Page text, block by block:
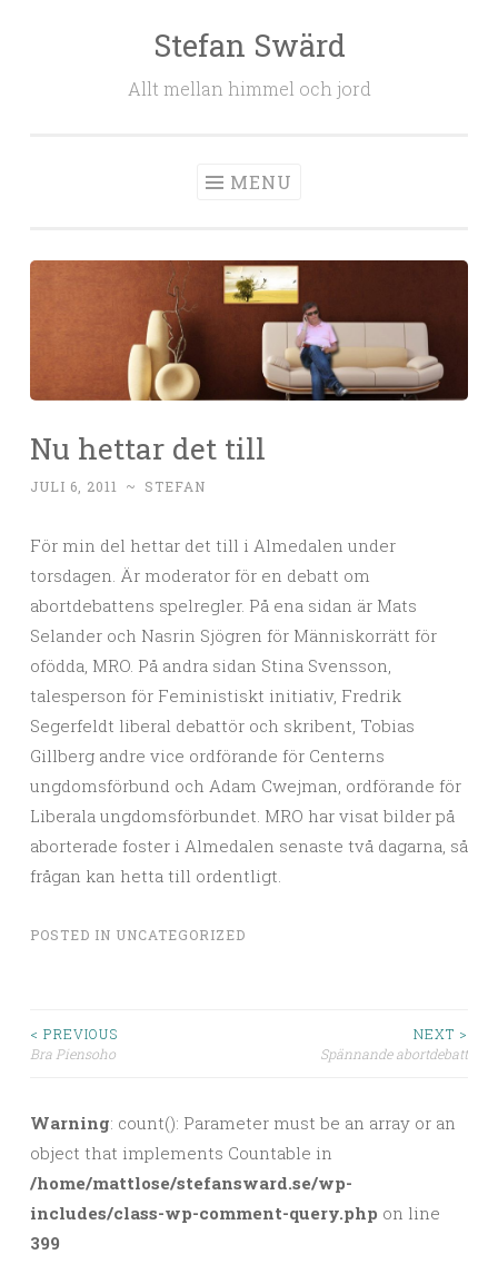
Stefan Swärd
Allt mellan himmel och jord
MENU
Nu hettar det till
JULI 6, 2011 ~ STEFAN
För min del hettar det till i Almedalen under
torsdagen. Är moderator för en debatt om
abortdebattens spelregler. På ena sidan är Mats
Selander och Nasrin Sjögren för Människorrätt för
ofödda, MRO. På andra sidan Stina Svensson,
talesperson för Feministiskt initiativ, Fredrik
Segerfeldt liberal debattör och skribent, Tobias
Gillberg andre vice ordförande för Centerns
ungdomsförbund och Adam Cwejman, ordförande för
Liberala ungdomsförbundet. MRO har visat bilder på
aborterade foster i Almedalen senaste två dagarna, så
frågan kan hetta till ordentligt.
POSTED IN UNCATEGORIZED
< PREVIOUS
Bra Piensoho
NEXT >
Spännande abortdebatt
Warning: count(): Parameter must be an array or an
object that implements Countable in
/home/mattlose/stefansward.se/wp-
includes/class-wp-comment-query.php on line
399